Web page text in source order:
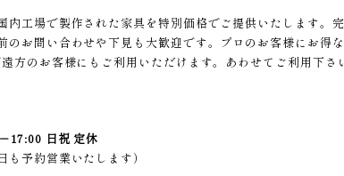
工場で製作された家具を特別価格でご提供いたします。
お問い合わせや下見も大歓迎です。プロのお客様にお得
方のお客様にもご利用いただけます。あわせてご利用下さ
日祝 定休
も予約営業いたします）